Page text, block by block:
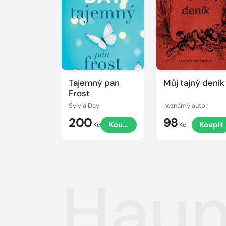
Tajemný pan
Frost
Sylvia Day
200 Kč Koupit
Můj tajný deník
neznámý autor
98 Kč Koupit